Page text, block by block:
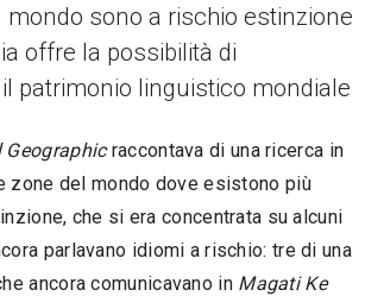
mondo sono a rischio estinzione
offre la possibilità di
patrimonio linguistico mondiale
Geographicraccontava di una ricerca in
zone del mondo dove esistono più
che si era concentrata su alcuni
parlavano idiomi a rischio: tre di una
ancora comunicavano in Magati Ke